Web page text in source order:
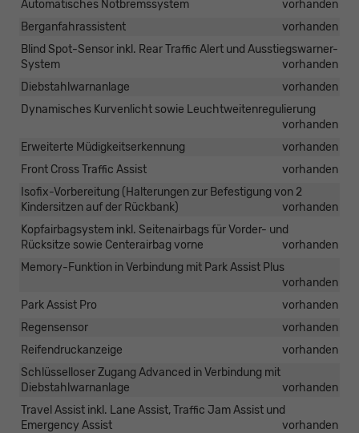
Automatisches Notbremssystem
vorhanden
Berganfahrassistent
vorhanden
Blind Spot-Sensor inkl. Rear Traffic Alert und Ausstiegswarner-
System
vorhanden
Diebstahlwarnanlage
vorhanden
Dynamisches Kurvenlicht sowie Leuchtweitenregulierung
vorhanden
Erweiterte Müdigkeitserkennung
vorhanden
Front Cross Traffic Assist
vorhanden
Isofix-Vorbereitung (Halterungen zur Befestigung von 2
Kindersitzen auf der Rückbank)
vorhanden
Kopfairbagsystem inkl. Seitenairbags für Vorder- und
Rücksitze sowie Centerairbag vorne
vorhanden
Memory-Funktion in Verbindung mit Park Assist Plus
vorhanden
Park Assist Pro
vorhanden
Regensensor
vorhanden
Reifendruckanzeige
vorhanden
Schlüsselloser Zugang Advanced in Verbindung mit
Diebstahlwarnanlage
vorhanden
Travel Assist inkl. Lane Assist, Traffic Jam Assist und
Emergency Assist
vorhanden